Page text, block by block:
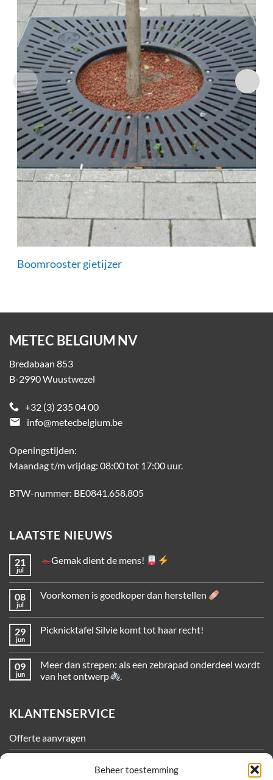
Beheer toestemming
Boomrooster gietijzer
METEC BELGIUM NV
Bredabaan 853
B-2990 Wuustwezel
+32 (3) 235 04 00
email
info@metecbelgium.be
Openingstijden:
Maandag t/m vrijdag: 08:00 tot 17:00 uur.
BTW-nummer: BE0841.658.805
LAATSTE NIEUWS
21
jul
Gemak dient de mens!
08
jul
Voorkomen is goedkoper dan herstellen
29
jun
Picknicktafel Silvie komt tot haar recht!
09
jun
Meer dan strepen: als een zebrapad onderdeel wordt
van het ontwerp
.
KLANTENSERVICE
Offerte aanvragen